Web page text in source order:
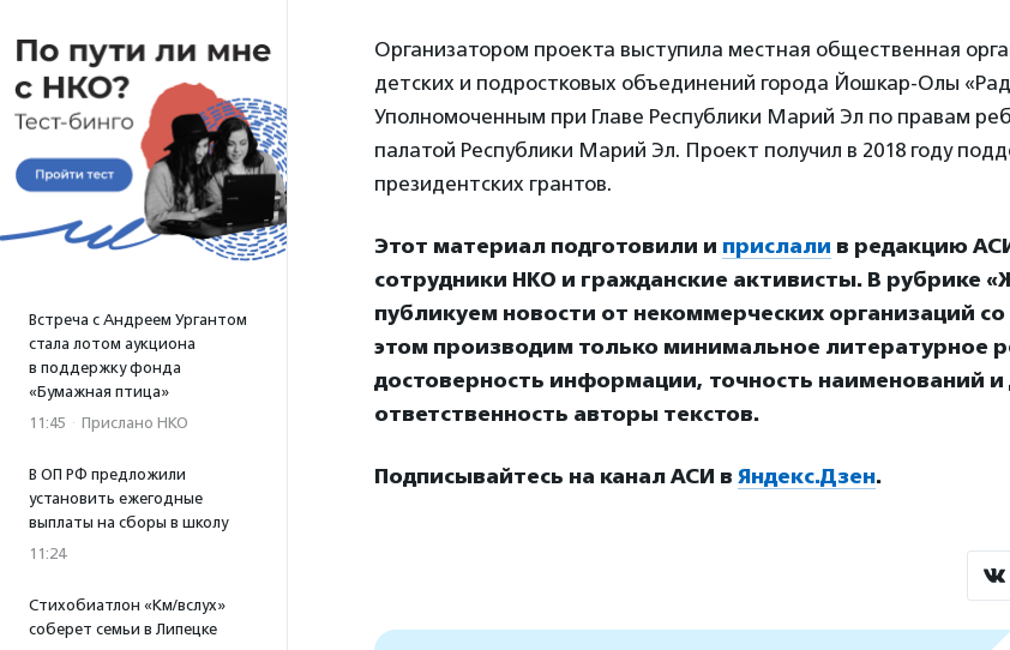
Встреча с Андреем Ургантом
стала лотом аукциона
в поддержку фонда
«Бумажная птица»
11:45 · Прислано НКО
В ОП РФ предложили
установить ежегодные
выплаты на сборы в школу
11:24
Стихобиатлон «Км/вслух»
соберет семьи в Липецке
Организатором проекта выступила местная общественная
детских и подростковых объединений города Йошкар-Олы
Уполномоченным при Главе Республики Марий Эл по правам
палатой Республики Марий Эл. Проект получил в 2018 году
президентских грантов.
Этот материал подготовили и прислали в редакцию
сотрудники НКО и гражданские активисты. В рубрике
публикуем новости от некоммерческих организаций со
этом производим только минимальное литературное
достоверность информации, точность наименований и
ответственность авторы текстов.
Подписывайтесь на канал АСИ в Яндекс.Дзен.